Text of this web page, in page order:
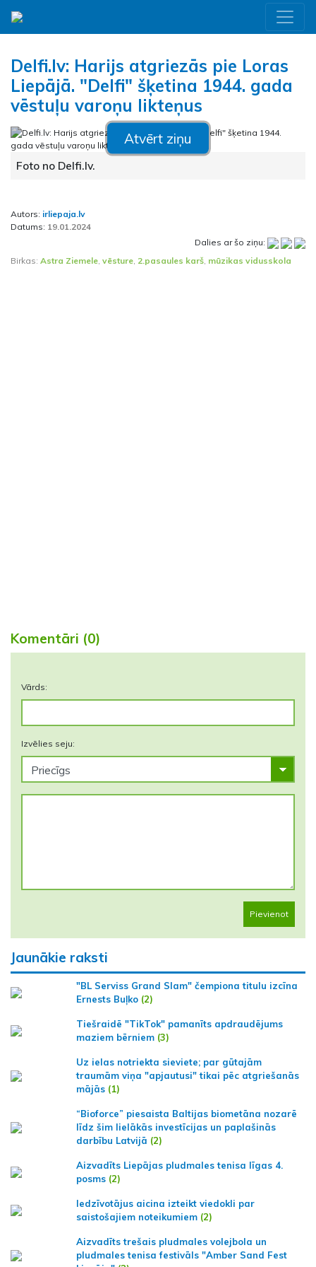
Delfi.lv: Harijs atgriezās pie Loras
Liepājā. "Delfi" šķetina 1944. gada
vēstuļu varoņu likteņus
Foto no Delfi.lv.
Atvērt ziņu
Autors: irliepaja.lv
Datums: 19.01.2024
Dalies ar šo ziņu:
Birkas: Astra Ziemele, vēsture, 2.pasaules karš, mūzikas vidusskola
Komentāri (0)
Vārds:
Izvēlies seju:
Pievienot
Jaunākie raksti
"BL Serviss Grand Slam" čempiona titulu izcīna
Ernests Buļko (2)
Tiešraidē "TikTok" pamanīts apdraudējums
maziem bērniem (3)
Uz ielas notriekta sieviete; par gūtajām
traumām viņa "apjautusi" tikai pēc atgriešanās
mājās (1)
“Bioforce” piesaista Baltijas biometāna nozarē
līdz šim lielākās investīcijas un paplašinās
darbību Latvijā (2)
Aizvadīts Liepājas pludmales tenisa līgas 4.
posms (2)
Iedzīvotājus aicina izteikt viedokli par
saistošajiem noteikumiem (2)
Aizvadīts trešais pludmales volejbola un
pludmales tenisa festivāls "Amber Sand Fest